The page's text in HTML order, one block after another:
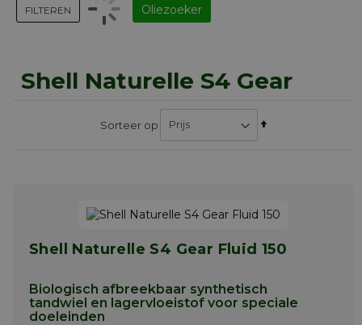
Shell Naturelle S4 Gear
Sorteer op
Van
Shell Naturelle S4 Gear Fluid 150
Biologisch afbreekbaar synthetisch
tandwiel en lagervloeistof voor speciale
doeleinden
FILTEREN Oliezoeker